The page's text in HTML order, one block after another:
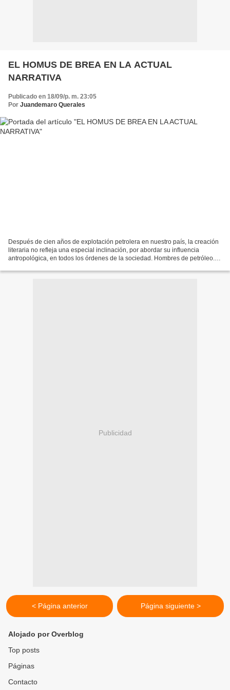
EL HOMUS DE BREA EN LA ACTUAL
NARRATIVA
Publicado en 18/09/p. m. 23:05
Por Juandemaro Querales
Después de cien años de explotación petrolera en nuestro país, la creación
literaria no refleja una especial inclinación, por abordar su influencia
antropológica, en todos los órdenes de la sociedad. Hombres de petróleo.
Publicidad
< Página anterior Página siguiente >
Alojado por Overblog
Top posts
Páginas
Contacto